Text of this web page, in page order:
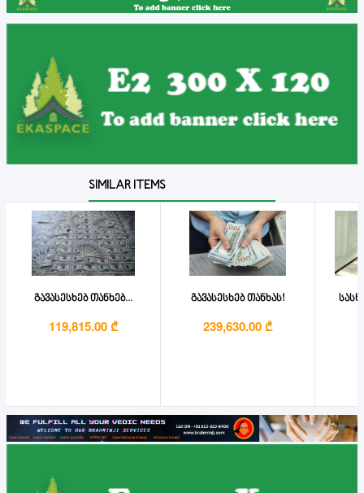
SIMILAR ITEMS
გავასესხებ თანხებ...
119,815.00 ₾
გავასესხებ თანხას!
239,630.00 ₾